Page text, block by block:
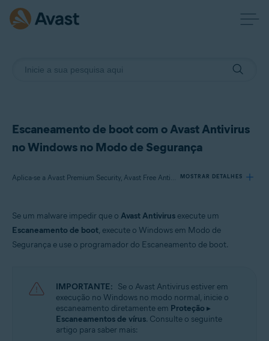
Escaneamento de boot com o Avast Antivirus
no Windows no Modo de Segurança
Aplica-se a Avast Premium Security, Avast Free Antivirus MOSTRAR DETALHES
Avast Free Antivirus 21.x
Microsoft Windows 11 Home / Pro / Enterprise / Education
Microsoft Windows 10 Home / Pro / Enterprise / Education - 32 / 64-bit
Microsoft Windows 8.1 / Pro / Enterprise - 32 / 64-bit
Microsoft Windows 8 / Pro / Enterprise - 32 / 64-bit
Microsoft Windows 7 Home Basic/Home
Se um malware impedir que o Avast Antivirus execute um
Escaneamento de boot, execute o Windows em Modo de
Segurança e use o programador do Escaneamento de boot.
IMPORTANTE: Se o Avast Antivirus estiver em
execução no Windows no modo normal, inicie o
escaneamento diretamente em Proteção ▸
Escaneamentos de vírus. Consulte o seguinte
artigo para saber mais: